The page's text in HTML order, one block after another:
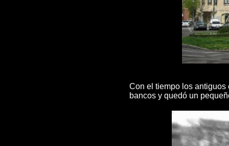
Con el tiempo los
bancos y quedó un